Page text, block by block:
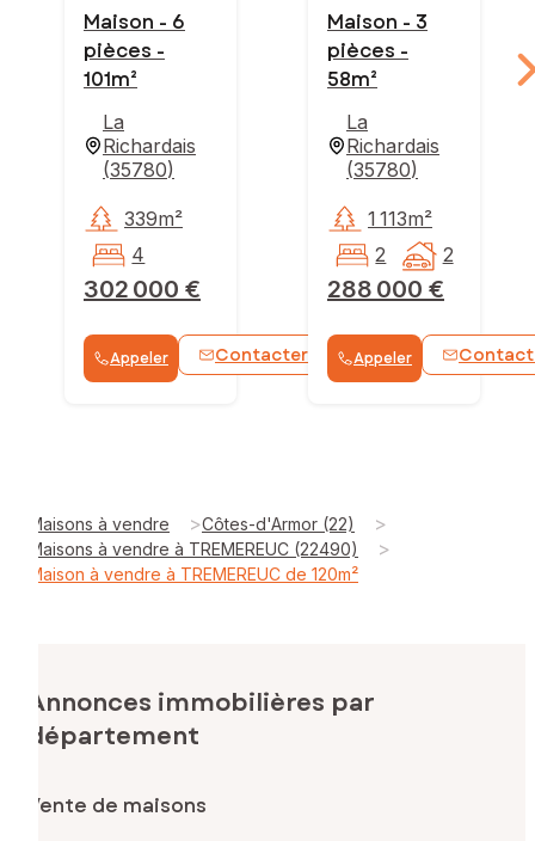
Maison - 6
pièces -
101m²
La
Richardais
(35780)
302 000 €
339m²
4
Appeler Contacter WhatsApp
Maison - 3
pièces -
58m²
La
Richardais
(35780)
288 000 €
1 113m²
2
2
Appeler
Maisons à vendre >Côtes-d'Armor (22) >
Maisons à vendre à TREMEREUC (22490) >
Maison à vendre à TREMEREUC de 120m²
Annonces immobilières par
département
Vente de maisons